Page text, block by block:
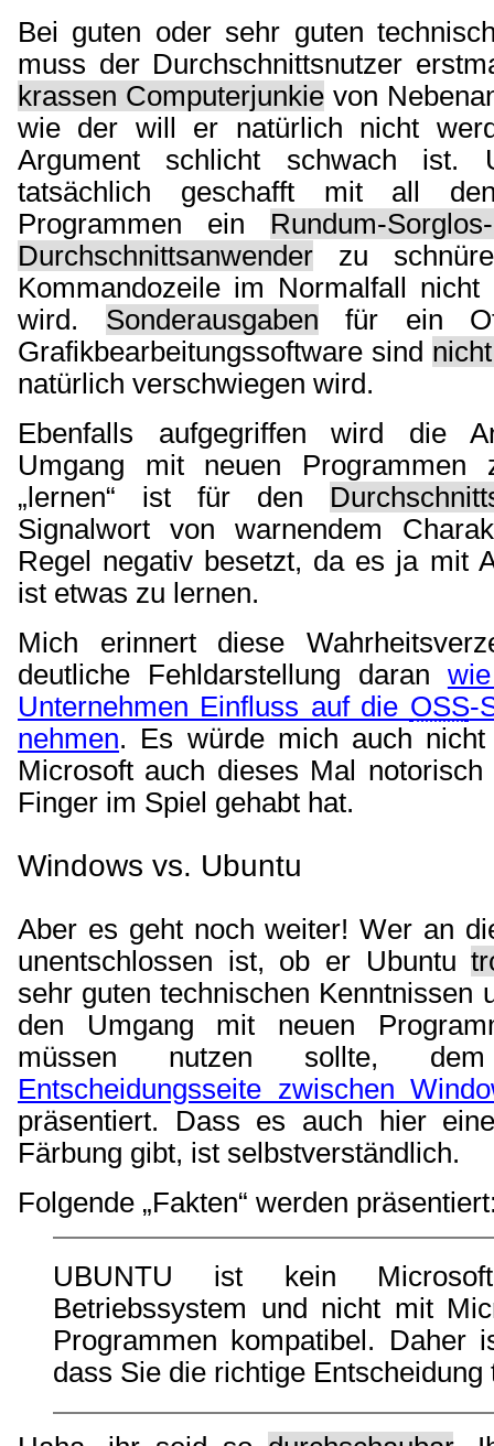
Bei guten oder sehr guten
muss der Durchschnittsnutzer
krassen Computerjunkie von
wie der will er natürlich nicht
Argument schlicht schwach ist.
tatsächlich geschafft mit all
Programmen ein Rundum-
Durchschnittsanwender zu
Kommandozeile im Normalfall nicht
wird. Sonderausgaben für ein
Grafikbearbeitungssoftware sind
natürlich verschwiegen wird.
Ebenfalls aufgegriffen wird die
Umgang mit neuen Programmen
„lernen“ ist für den
Signalwort von warnendem
Regel negativ besetzt, da es ja mit
ist etwas zu lernen.
Mich erinnert diese
deutliche Fehldarstellung daran
Unternehmen Einfluss auf die OSS-
nehmen. Es würde mich auch nicht
Microsoft auch dieses Mal notorisch
Finger im Spiel gehabt hat.
Windows vs. Ubuntu
Aber es geht noch weiter! Wer an
unentschlossen ist, ob er Ubuntu
sehr guten technischen Kenntnissen
den Umgang mit neuen
müssen nutzen sollte,
Entscheidungsseite zwischen
präsentiert. Dass es auch hier
Färbung gibt, ist selbstverständlich.
Folgende „Fakten“ werden
UBUNTU ist kein
Betriebssystem und nicht mit
Programmen kompatibel. Daher
dass Sie die richtige Entscheidung